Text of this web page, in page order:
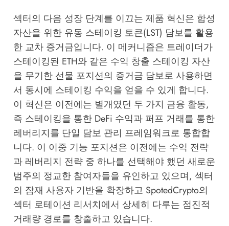
섹터의 다음 성장 단계를 이끄는 제품 혁신은 합성
자산을 위한 유동 스테이킹 토큰(LST) 담보를 활용
한 교차 증거금입니다. 이 메커니즘은 트레이더가
스테이킹된 ETH와 같은 수익 창출 스테이킹 자산
을 무기한 선물 포지션의 증거금 담보로 사용하면
서 동시에 스테이킹 수익을 얻을 수 있게 합니다.
이 혁신은 이전에는 별개였던 두 가지 금융 활동,
즉 스테이킹을 통한 DeFi 수익과 퍼프 거래를 통한
레버리지를 단일 담보 관리 프레임워크로 통합합
니다. 이 이중 기능 포지션은 이전에는 수익 전략
과 레버리지 전략 중 하나를 선택해야 했던 새로운
범주의 정교한 참여자들을 유인하고 있으며, 섹터
의 잠재 사용자 기반을 확장하고 SpotedCrypto의
섹터 로테이션 리서치에서 상세히 다루는 점진적
거래량 경로를 창출하고 있습니다.